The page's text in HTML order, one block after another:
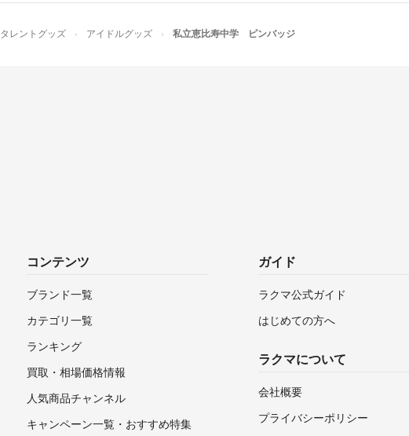
タレントグッズ アイドルグッズ 私立恵比寿中学 ピンバッジ
コンテンツ
ブランド一覧
カテゴリ一覧
ランキング
買取・相場価格情報
人気商品チャンネル
キャンペーン一覧・おすすめ特集
ガイド
ラクマ公式ガイド
はじめての方へ
ラクマについて
会社概要
プライバシーポリシー